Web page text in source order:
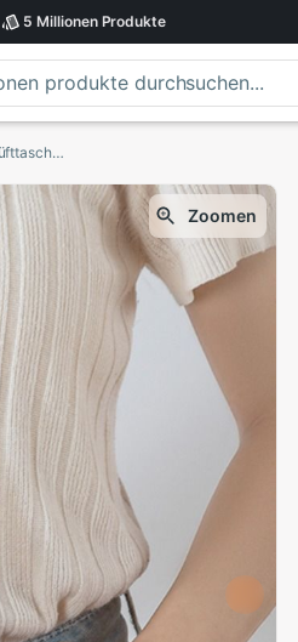
5 MillionenProdukte
Anti-Diebstahl-Sport-Hüfttasche, wasserdicht, leicht, Lauf-Hüfttasche, verstellbarer Riemen, große Kapazität, unsichtbare Gürteltasche, Fitnessstudio
Zoomen